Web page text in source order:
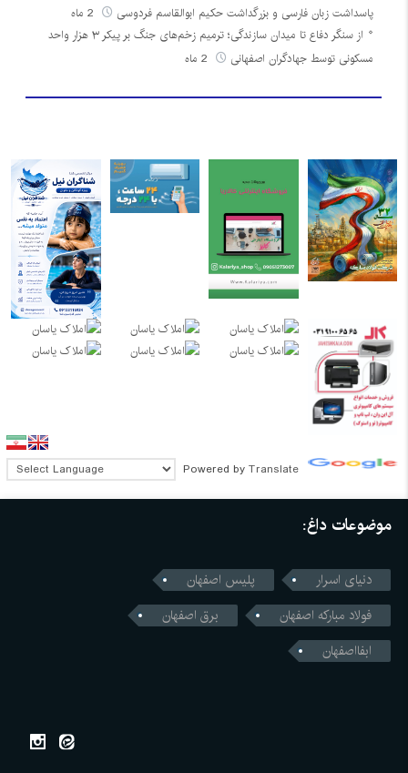
پاسداشت زبان فارسی و بزرگداشت حکیم ابوالقاسم فردوسی
از سنگر دفاع تا میدان سازندگی؛ ترمیم زخم‌های جنگ بر پیکر ۳ هزار واحد
مسکونی توسط جهادگران اصفهانی
Powered by Translate
موضوعات داغ:
دنیای اسرار
پلیس اصفهان
فولاد مبارکه اصفهان
برق اصفهان
ابفااصفهان